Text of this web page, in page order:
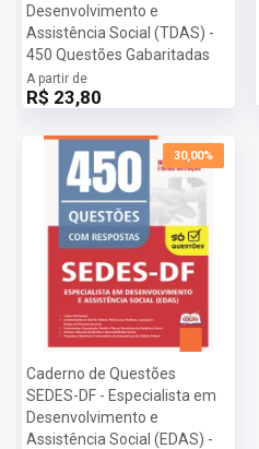
Desenvolvimento e
Assistência Social (TDAS) -
450 Questões Gabaritadas
A partir de
R$ 23,80
30,00%
Caderno de Questões
SEDES-DF - Especialista em
Desenvolvimento e
Assistência Social (EDAS) -